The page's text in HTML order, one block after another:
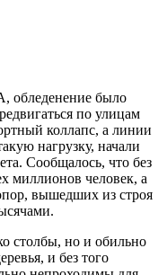
обледенение было
по улицам
коллапс, а линии
нагрузку, начали
Сообщалось, что без
миллионов человек, а
вышедших из строя
столбы, но и обильно
и без того